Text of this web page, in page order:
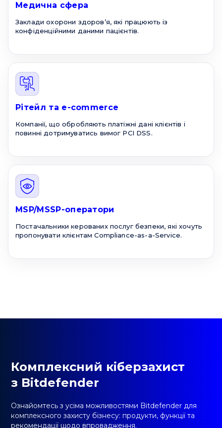
Медична сфера
Заклади охорони здоров’я, які працюють із
конфіденційними даними пацієнтів.
Рітейл та e-commerce
Компанії, що обробляють платіжні дані клієнтів і
повинні дотримуватись вимог PCI DSS.
MSP/MSSP-оператори
Постачальники керованих послуг безпеки, які хочуть
пропонувати клієнтам Compliance-as-a-Service.
Комплексний кіберзахист
з Bitdefender
Ознайомтесь з усіма можливостями Bitdefender для
комплексного захисту бізнесу: продукти, функції та
рекомендації щодо впровадження.